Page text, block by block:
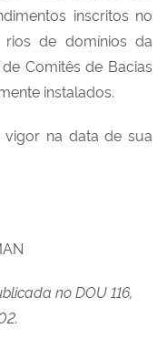
inscritos no
rios de domínios da
Comitês de Bacias
instalados.
vigor na data de sua
no DOU 116,